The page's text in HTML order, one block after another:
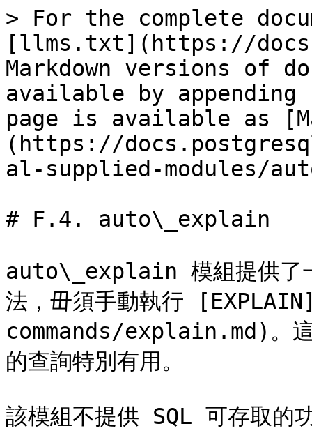
> For the complete
[llms.txt](https://
Markdown versions of
available by
page is available as
(https://
al-supplied-modules/
# F.4. auto\_explain
auto\_explain 模組提供了一
法，毌須手動執行
commands/explain.md)。這
的查詢特別有用。
該模組不提供 SQL 可存取的